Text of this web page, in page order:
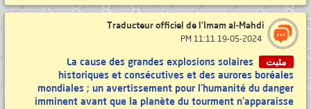
Traducteur officiel de l'Imam al-Mahdi
مثبت
La cause des grandes explosions solaires
historiques et consécutives et des aurores boréales
mondiales ; un avertissement pour l'humanité du danger
imminent avant que la planète du tourment n'apparaisse